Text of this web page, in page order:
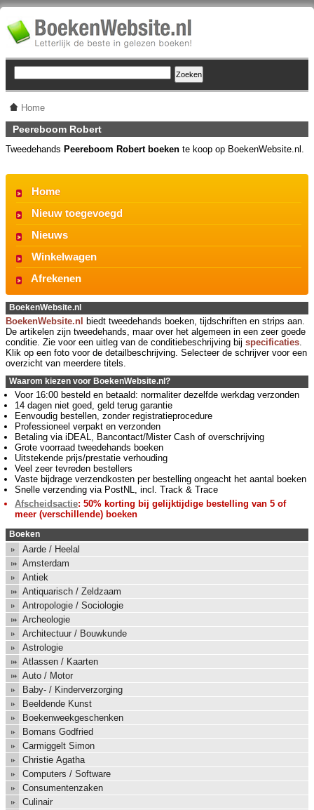
Home
Peereboom Robert
Tweedehands Peereboom Robert boeken te koop op BoekenWebsite.nl.
Home
Nieuw toegevoegd
Nieuws
Winkelwagen
Afrekenen
BoekenWebsite.nl
BoekenWebsite.nl
biedt tweedehands boeken, tijdschriften en strips aan.
De artikelen zijn tweedehands, maar over het algemeen in een zeer goede
conditie. Zie voor een uitleg van de conditiebeschrijving bij specificaties.
Klik op een foto voor de detailbeschrijving. Selecteer de schrijver voor een
overzicht van meerdere titels.
Waarom kiezen voor BoekenWebsite.nl?
Voor 16:00 besteld en betaald: normaliter dezelfde werkdag verzonden
14 dagen niet goed, geld terug garantie
Eenvoudig bestellen, zonder registratieprocedure
Professioneel verpakt en verzonden
Betaling via iDEAL, Bancontact/Mister Cash of overschrijving
Grote voorraad tweedehands boeken
Uitstekende prijs/prestatie verhouding
Veel zeer tevreden bestellers
Vaste bijdrage verzendkosten per bestelling ongeacht het aantal boeken
Snelle verzending via PostNL, incl. Track & Trace
Afscheidsactie: 50% korting bij gelijktijdige bestelling van 5 of
meer (verschillende) boeken
Boeken
Aarde / Heelal
Amsterdam
Antiek
Antiquarisch / Zeldzaam
Antropologie / Sociologie
Archeologie
Architectuur / Bouwkunde
Astrologie
Atlassen / Kaarten
Auto / Motor
Baby- / Kinderverzorging
Beeldende Kunst
Boekenweekgeschenken
Bomans Godfried
Carmiggelt Simon
Christie Agatha
Computers / Software
Consumentenzaken
Culinair